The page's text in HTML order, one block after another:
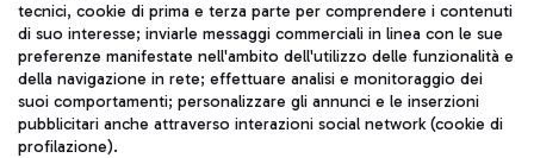
TRAVEL JOURNAL
ITA
tecnici, cookie di prima e terza parte per comprendere i contenuti
di suo interesse; inviarle messaggi commerciali in linea con le sue
preferenze manifestate nell'ambito dell'utilizzo delle funzionalità e
della navigazione in rete; effettuare analisi e monitoraggio dei
suoi comportamenti; personalizzare gli annunci e le inserzioni
pubblicitari anche attraverso interazioni social network (cookie di
profilazione).